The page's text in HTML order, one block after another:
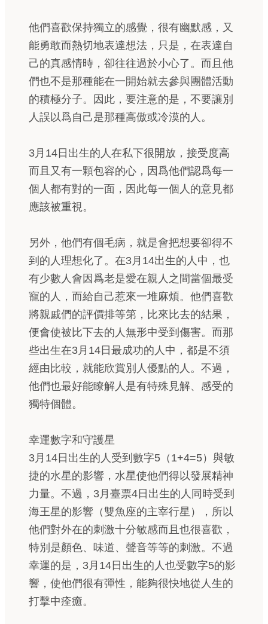
他們喜歡保持獨立的感覺，很有幽默感，又
能勇敢而熱切地表達想法，只是，在表達自
己的真感情時，卻往往過於小心了。而且他
們也不是那種能在一開始就去參與團體活動
的積極分子。因此，要注意的是，不要讓別
人誤以爲自己是那種高傲或冷漠的人。
3月14日出生的人在私下很開放，接受度高
而且又有一顆包容的心，因爲他們認爲每一
個人都有對的一面，因此每一個人的意見都
應該被重視。
另外，他們有個毛病，就是會把想要卻得不
到的人理想化了。在3月14出生的人中，也
有少數人會因爲老是愛在親人之間當個最受
寵的人，而給自己惹來一堆麻煩。他們喜歡
將親戚們的評價排等第，比來比去的結果，
便會使被比下去的人無形中受到傷害。而那
些出生在3月14日最成功的人中，都是不須
經由比較，就能欣賞別人優點的人。不過，
他們也最好能瞭解人是有特殊見解、感受的
獨特個體。
幸運數字和守護星
3月14日出生的人受到數字5（1+4=5）與敏
捷的水星的影響，水星使他們得以發展精神
力量。不過，3月臺票4日出生的人同時受到
海王星的影響（雙魚座的主宰行星），所以
他們對外在的刺激十分敏感而且也很喜歡，
特別是顏色、味道、聲音等等的刺激。不過
幸運的是，3月14日出生的人也受數字5的影
響，使他們很有彈性，能夠很快地從人生的
打擊中痊癒。